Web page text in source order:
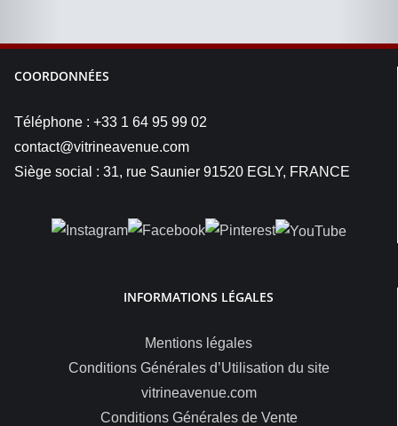
COORDONNÉES
Téléphone : +33 1 64 95 99 02
contact@vitrineavenue.com
Siège social : 31, rue Saunier 91520 EGLY, FRANCE
INFORMATIONS LÉGALES
Mentions légales
Conditions Générales d’Utilisation du site
vitrineavenue.com
Conditions Générales de Vente